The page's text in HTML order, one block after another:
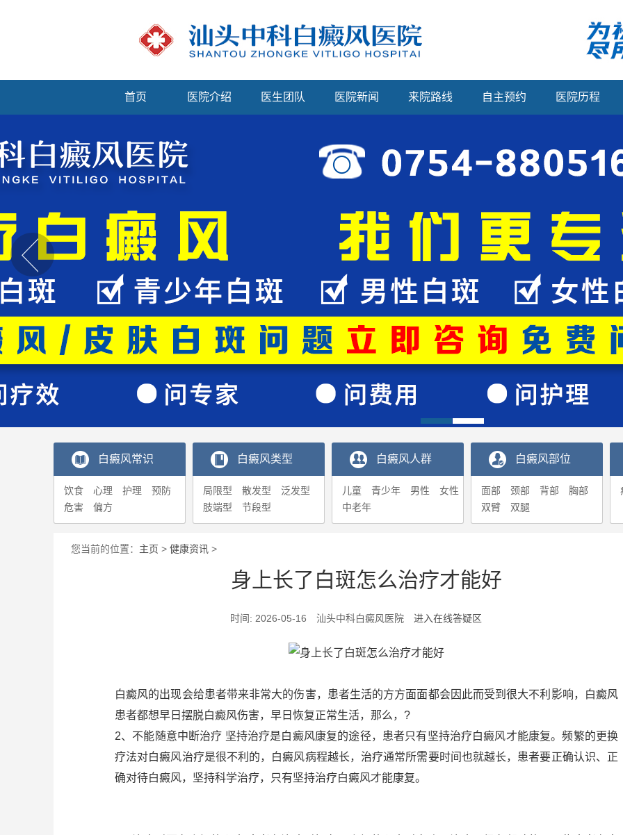
首页 医院介绍 医生团队 医院新闻 来院路线 自主预约 医院历程
白癜风常识
饮食 心理 护理
预防
危害
偏方
白癜风类型
局限型 散发型
泛发型
肢端型
节段型
白癜风人群
儿童 青少年 男性
女性
中老年
白癜风部位
面部 颈部 背部
胸部
双臂
双腿
您当前的位置： 主页 > 健康资讯 >
身上长了白斑怎么治疗才能好
时间: 2026-05-16 汕头中科白癜风医院 进入在线答疑区
白癜风的出现会给患者带来非常大的伤害，患者生活的方方面面都会因此而受到很大不利影响，白癜风
患者都想早日摆脱白癜风伤害，早日恢复正常生活，那么，?
2、不能随意中断治疗 坚持治疗是白癜风康复的途径，患者只有坚持治疗白癜风才能康复。频繁的更换
疗法对白癜风治疗是很不利的，白癜风病程越长，治疗通常所需要时间也就越长，患者要正确认识、正
确对待白癜风，坚持科学治疗，只有坚持治疗白癜风才能康复。